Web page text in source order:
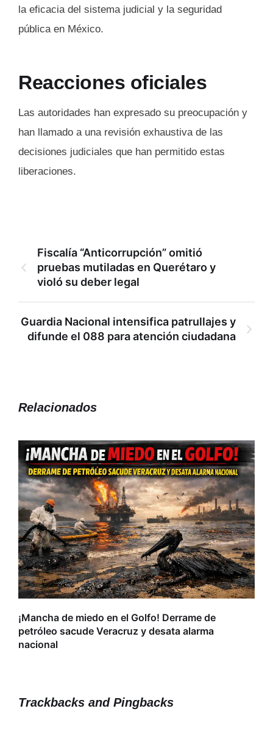
la eficacia del sistema judicial y la seguridad
pública en México.
Reacciones oficiales
Las autoridades han expresado su preocupación y
han llamado a una revisión exhaustiva de las
decisiones judiciales que han permitido estas
liberaciones.
Fiscalía “Anticorrupción” omitió
pruebas mutiladas en Querétaro y
violó su deber legal
Guardia Nacional intensifica patrullajes y
difunde el 088 para atención ciudadana
Relacionados
¡Mancha de miedo en el Golfo! Derrame de
petróleo sacude Veracruz y desata alarma
nacional
Trackbacks and Pingbacks